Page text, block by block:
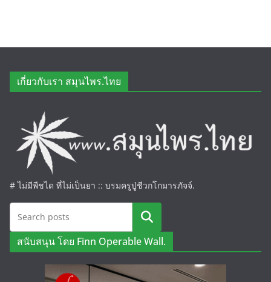
เกี่ยวกับเรา สมุนไพร.ไทย
# ไม่มีพืชได ที่ไม่เป็นยา :: บรมครูปู่ชีวกโกมารภัจจ์.
ค้นหา
สนับสนุน โดย Finn Operable Wall.